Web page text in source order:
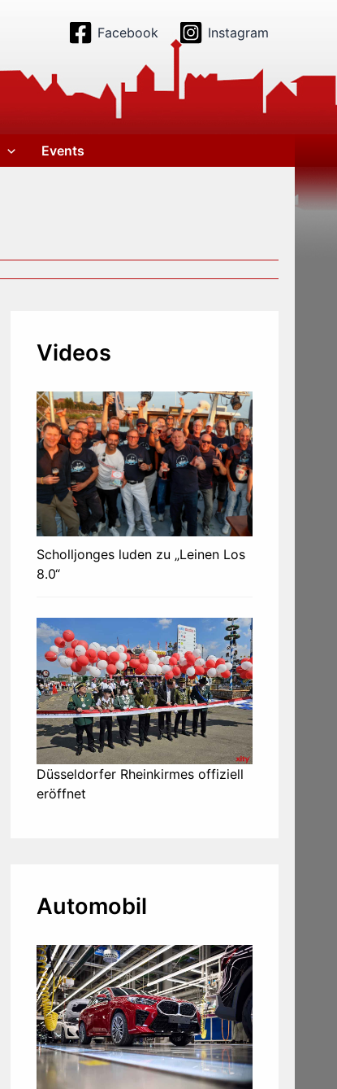
Facebook Instagram
Events
Videos
Scholljonges luden zu „Leinen Los
8.0“
Düsseldorfer Rheinkirmes offiziell
eröffnet
Automobil